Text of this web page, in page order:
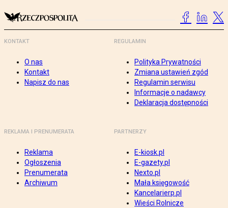
KONTAKT
O nas
Kontakt
Napisz do nas
REGULAMIN
Polityka Prywatności
Zmiana ustawień zgód
Regulamin serwisu
Informacje o nadawcy
Deklaracja dostępności
REKLAMA I PRENUMERATA
Reklama
Ogłoszenia
Prenumerata
Archiwum
PARTNERZY
E-kiosk.pl
E-gazety.pl
Nexto.pl
Mała księgowość
Kancelarierp.pl
Wieści Rolnicze